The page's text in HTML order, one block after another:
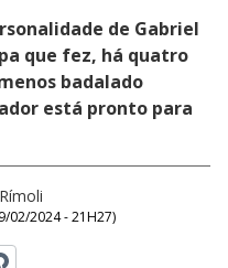
de Gabriel
que fez, há quatro
badalado
está pronto para
02/2024 - 21H27)